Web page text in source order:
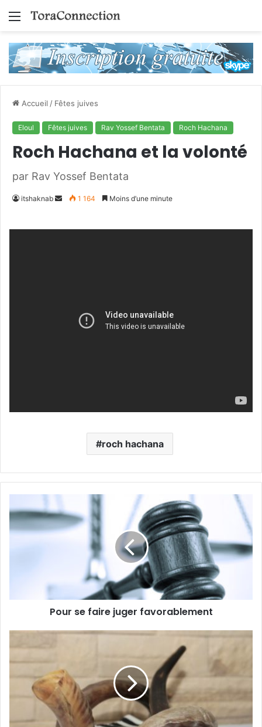
Menu
Accueil / Fêtes juives
Eloul Fêtes juives Rav Yossef Bentata Roch Hachana
Roch Hachana et la volonté
par Rav Yossef Bentata
itshaknab
Envoyer
1 164 Moins d’une minute
roch hachana
Pour se faire juger favorablement